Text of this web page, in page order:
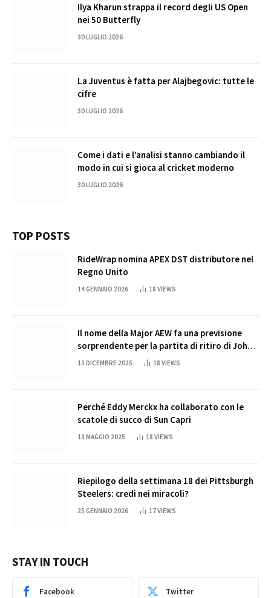
Ilya Kharun strappa il record degli US Open
nei 50 Butterfly
30 LUGLIO 2026
La Juventus è fatta per Alajbegovic: tutte le
cifre
30 LUGLIO 2026
Come i dati e l’analisi stanno cambiando il
modo in cui si gioca al cricket moderno
30 LUGLIO 2026
TOP POSTS
RideWrap nomina APEX DST distributore nel
Regno Unito
14 GENNAIO 2026 18 VIEWS
Il nome della Major AEW fa una previsione
sorprendente per la partita di ritiro di John
Cena
13 DICEMBRE 2025 18 VIEWS
Perché Eddy Merckx ha collaborato con le
scatole di succo di Sun Capri
13 MAGGIO 2025 18 VIEWS
Riepilogo della settimana 18 dei Pittsburgh
Steelers: credi nei miracoli?
25 GENNAIO 2026 17VIEWS
STAY IN TOUCH
Facebook Twitter